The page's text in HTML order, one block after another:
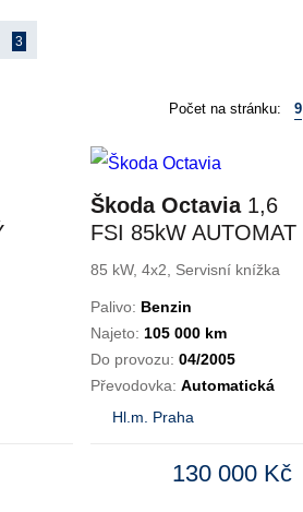
3
Počet na stránku: 9
Škoda Octavia1,6
FSI 85kW AUTOMAT
85 kW, 4x2, Servisní knížka
Palivo: Benzin
Najeto: 105 000 km
Do provozu: 04/2005
Převodovka: Automatická
Hl.m. Praha
130 000 Kč